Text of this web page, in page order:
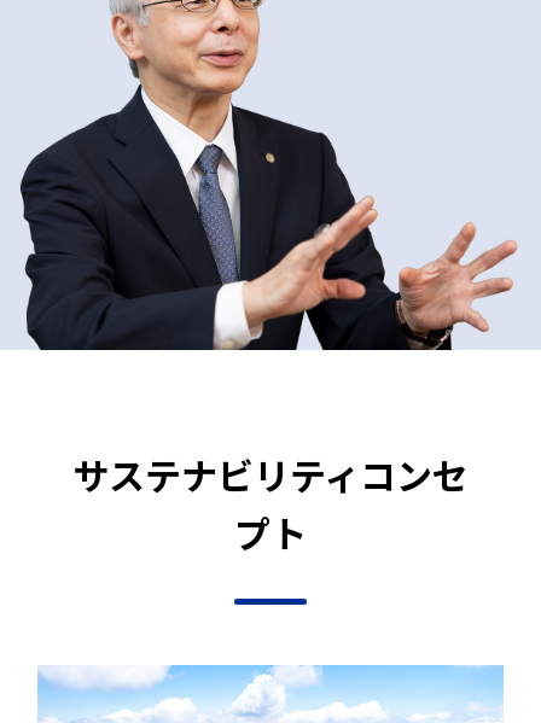
サステナビリティコンセ
プト